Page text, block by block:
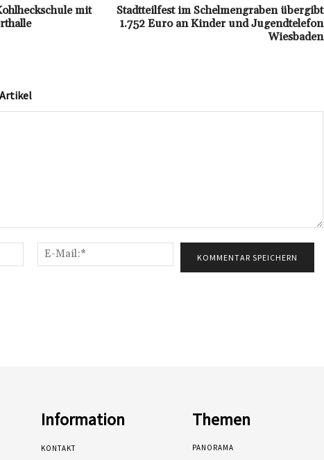
mit
Stadtteilfest im Schelmengraben übergibt
1.752 Euro an Kinder und Jugendtelefon
Wiesbaden
Name:*
Mail:*
Information
KONTAKT
Themen
PANORAMA